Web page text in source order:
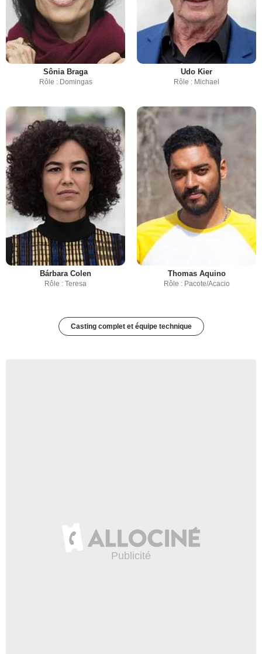
Sônia Braga
Rôle : Domingas
Udo Kier
Rôle : Michael
Bárbara Colen
Rôle : Teresa
Thomas Aquino
Rôle : Pacote/Acacio
Casting complet et équipe technique